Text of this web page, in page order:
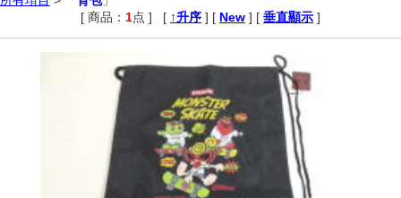
[ 商品： 1点 ] [ ↑升序 ] [ New ] [ 垂直顯示 ]